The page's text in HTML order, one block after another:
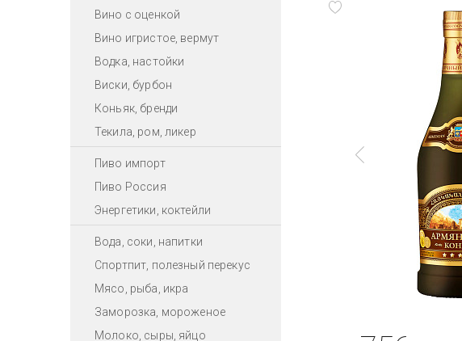
Вино с оценкой
Вино игристое, вермут
Водка, настойки
Виски, бурбон
Коньяк, бренди
Текила, ром, ликер
Пиво импорт
Пиво Россия
Энергетики, коктейли
Вода, соки, напитки
Спортпит, полезный перекус
Мясо, рыба, икра
Заморозка, мороженое
Молоко, сыры, яйцо